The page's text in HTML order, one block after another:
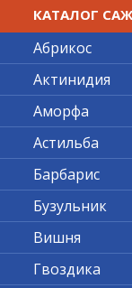
КАТАЛОГ
Абрикос
Актинидия
Аморфа
Астильба
Барбарис
Бузульник
Вишня
Гвоздика